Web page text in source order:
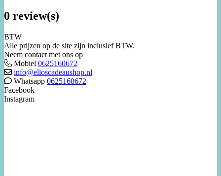
0 review(s)
BTW
Alle prijzen op de site zijn inclusief BTW.
Neem contact met ons op
Mobiel 0625160672
info@elloscadeaushop.nl
Whatsapp 0625160672
Facebook
Instagram